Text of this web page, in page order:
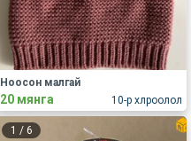
10-р хлроолол
Ноосон малгай
20 мянга
1 / 6